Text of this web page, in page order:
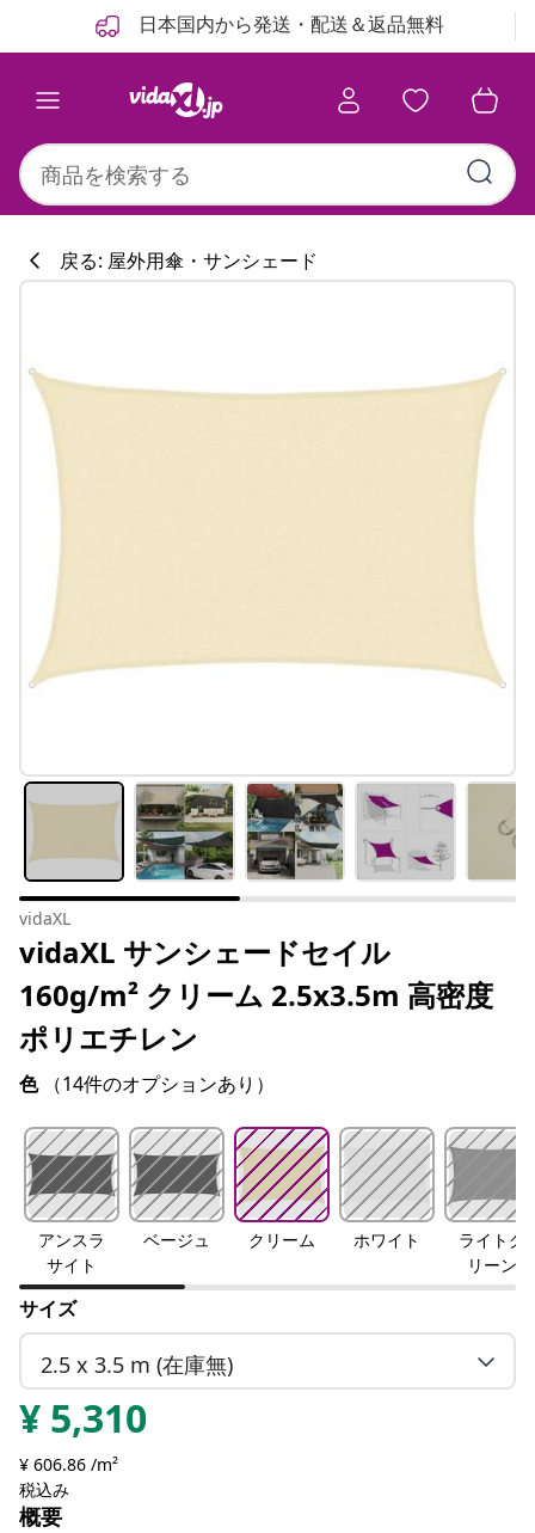
日本国内から発送・配送＆返品無料
戻る: 屋外用傘・サンシェード
vidaXL
vidaXL サンシェードセイル
160g/m² クリーム 2.5x3.5m 高密度
ポリエチレン
色 （14件のオプションあり）
アンスラ
サイト
ベージュ クリーム ホワイト
ライトグ
リーン
サイズ
2.5 x 3.5 m (在庫無)
¥ 5,310
¥ 606.86 /m²
税込み
概要